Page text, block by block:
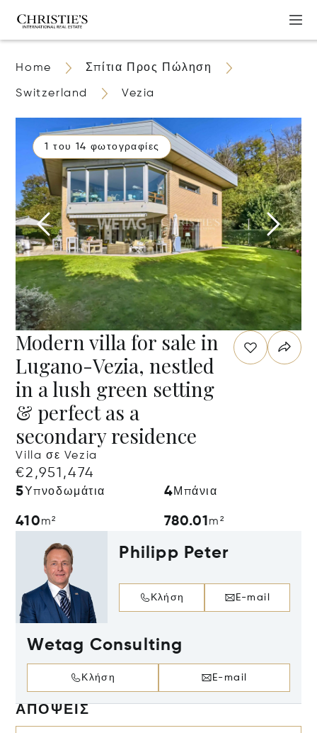
Home Σπίτια Προς Πώληση
Switzerland Vezia
1 του 14 φωτογραφίες
Modern villa for sale in
Lugano-Vezia, nestled
in a lush green setting
& perfect as a
secondary residence
Villa σε Vezia
€2,951,474
5 Υπνοδωμάτια 4 Μπάνια
410m² 780.01m²
Philipp Peter
Κλήση E-mail
Wetag Consulting
Κλήση E-mail
ΑΠΌΨΕΙΣ